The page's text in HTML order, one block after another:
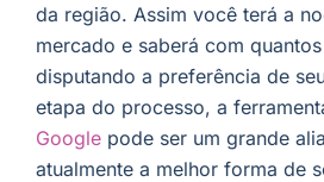
da região. Assim você terá a
mercado e saberá com
disputando a preferência de
etapa do processo, a
Google pode ser um grande
atualmente a melhor forma de